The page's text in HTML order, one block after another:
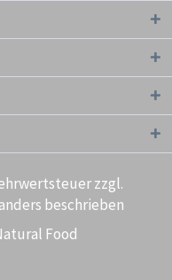
zzgl.
beschrieben
Food